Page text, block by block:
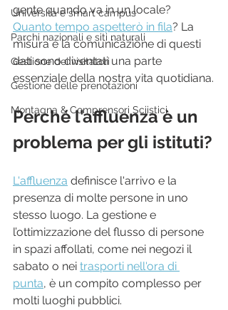
Universita e smart campus
Parchi nazionali e siti naturali
Gestione dei visitatori
Gestione delle prenotazioni
Montagna & Comprensori Sciistici
gente quando va in un locale?
Quanto tempo aspetterò in fila? La
misura e la comunicazione di questi
dati sono diventati una parte
essenziale della nostra vita quotidiana.
Perché l’affluenza è un
problema per gli istituti?
L'affluenza definisce l'arrivo e la
presenza di molte persone in uno
stesso luogo. La gestione e
l’ottimizzazione del flusso di persone
in spazi affollati, come nei negozi il
sabato o nei trasporti nell'ora di
punta, è un compito complesso per
molti luoghi pubblici.